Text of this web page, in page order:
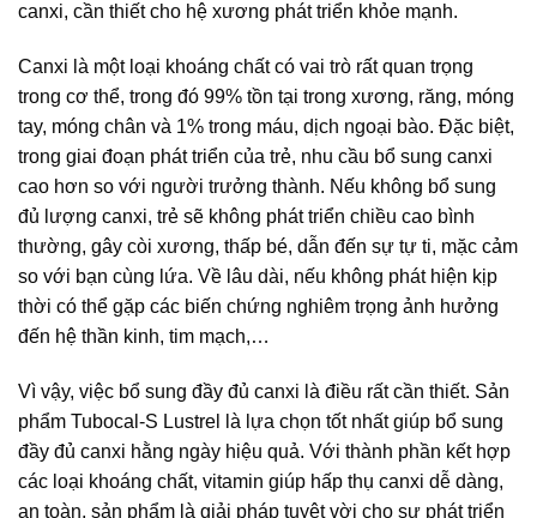
canxi, cần thiết cho hệ xương phát triển khỏe mạnh.
Canxi là một loại khoáng chất có vai trò rất quan trọng
trong cơ thể, trong đó 99% tồn tại trong xương, răng, móng
tay, móng chân và 1% trong máu, dịch ngoại bào. Đặc biệt,
trong giai đoạn phát triển của trẻ, nhu cầu bổ sung canxi
cao hơn so với người trưởng thành. Nếu không bổ sung
đủ lượng canxi, trẻ sẽ không phát triển chiều cao bình
thường, gây còi xương, thấp bé, dẫn đến sự tự ti, mặc cảm
so với bạn cùng lứa. Về lâu dài, nếu không phát hiện kịp
thời có thể gặp các biến chứng nghiêm trọng ảnh hưởng
đến hệ thần kinh, tim mạch,…
Vì vậy, việc bổ sung đầy đủ canxi là điều rất cần thiết. Sản
phẩm Tubocal-S Lustrel là lựa chọn tốt nhất giúp bổ sung
đầy đủ canxi hằng ngày hiệu quả. Với thành phần kết hợp
các loại khoáng chất, vitamin giúp hấp thụ canxi dễ dàng,
an toàn, sản phẩm là giải pháp tuyệt vời cho sự phát triển